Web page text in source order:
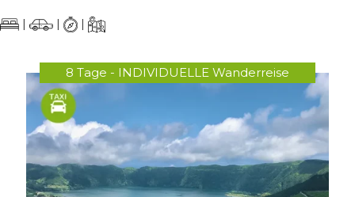
| | |
8 Tage - INDIVIDUELLE Wanderreise